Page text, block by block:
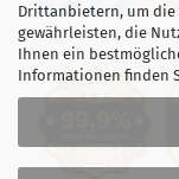
Drittanbietern, um die
gewährleisten, die
Ihnen ein
Informationen finden